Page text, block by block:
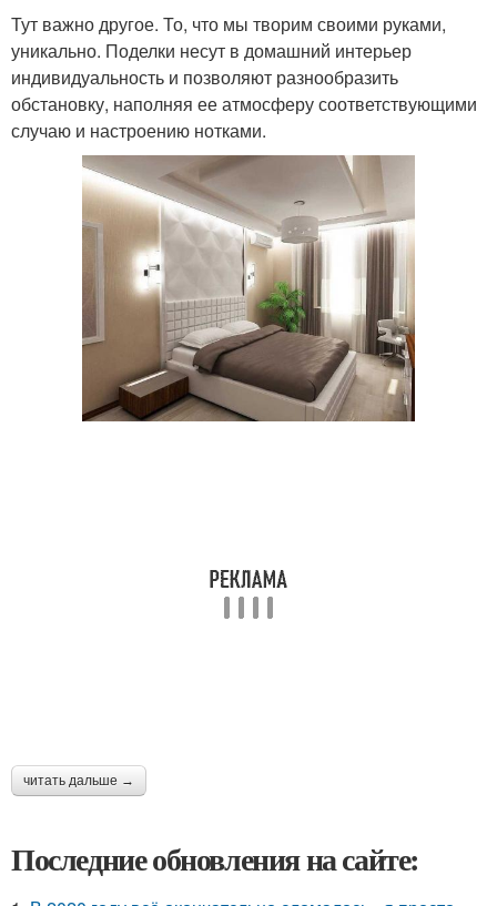
Тут важно другое. То, что мы творим своими руками,
уникально. Поделки несут в домашний интерьер
индивидуальность и позволяют разнообразить
обстановку, наполняя ее атмосферу соответствующими
случаю и настроению нотками.
читать дальше →
Последние обновления на сайте: